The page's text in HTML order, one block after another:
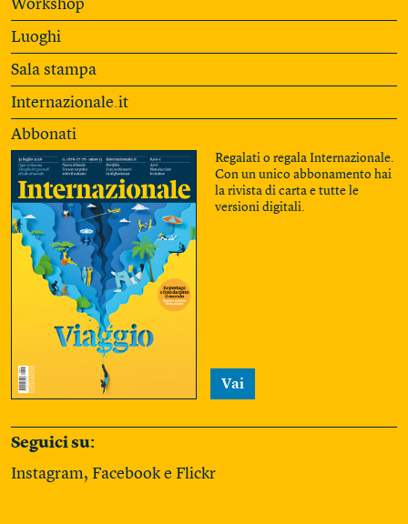
Workshop
Luoghi
Sala stampa
Internazionale.it
Abbonati
Regalati o regala Internazionale.
Con un unico abbonamento hai
la rivista di carta e tutte le
versioni digitali.
Vai
Seguici su:
Instagram, Facebook e Flickr